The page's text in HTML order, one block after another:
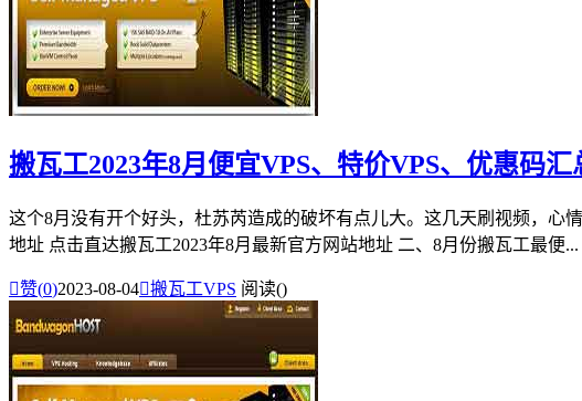
搬瓦工2023年8月便宜VPS、特价VPS、优惠码汇
这个8月没有开个好头，杜苏芮造成的破坏有点儿大。这几天刷视频，心
地址 点击直达搬瓦工2023年8月最新官方网站地址 二、8月份搬瓦工最便...
赞(0)2023-08-04搬瓦工VPS 阅读()